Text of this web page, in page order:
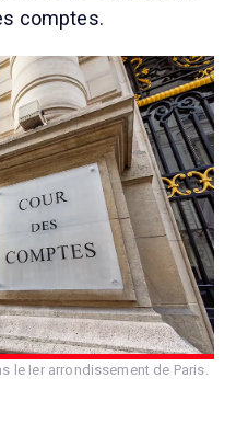
comptes.
le Ier arrondissement de Paris.